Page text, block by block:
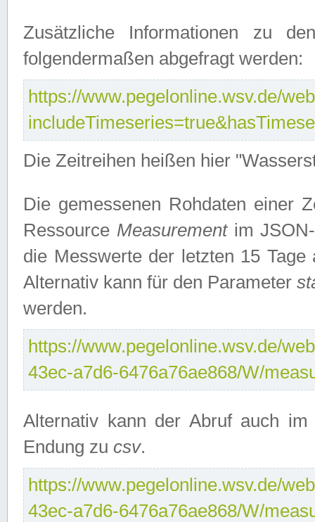
Zusätzliche Informationen zu
folgendermaßen abgefragt werden:
https://www.pegelonline.wsv.de/
Die Zeitreihen heißen hier
Die gemessenen Rohdaten einer
Ressource Measurementim JSON-
die Messwerte der letzten 15
Alternativ kann für den Parameter
werden.
https://www.pegelonline.wsv.de/
43ec-a7d6-6476a76ae868/W/
Alternativ kann der Abruf auch
Endung zu csv.
https://www.pegelonline.wsv.de/
43ec-a7d6-6476a76ae868/W/